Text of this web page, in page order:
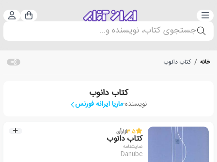
دسته‌بندی سبد
جستجوی کتاب، نویسنده و...
خانه / کتاب دانوب
کتاب دانوب
نویسنده:ماریا ایرانه فورنس
3.5از1رأی
کتاب دانوب
نمایشنامه
Danube